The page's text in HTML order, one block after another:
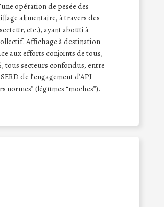
opération de pesée des
alimentaire, à travers des
etc.), ayant abouti à
Affichage à destination
aux efforts conjoints de tous,
tous secteurs confondus, entre
de l’engagement d’API
(légumes “moches”).